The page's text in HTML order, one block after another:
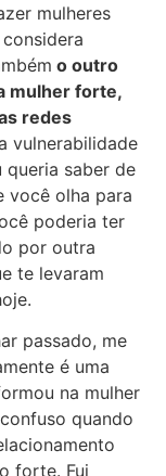
mulheres
o outro
mulher forte,
redes
vulnerabilidade
saber de
você olha para
poderia ter
por outra
te levaram
passado, me
é uma
na mulher
quando
forte. Fui